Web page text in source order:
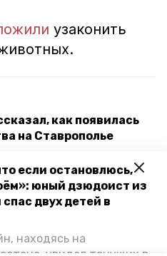
если остановлюсь,
юный дзюдоист из
двух детей в
находясь на
узаконить
как появилась
на Ставрополье
России —
стала популярной